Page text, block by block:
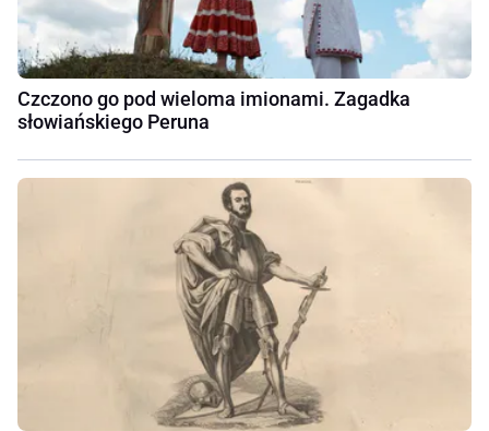
Czczono go pod wieloma imionami. Zagadka
słowiańskiego Peruna